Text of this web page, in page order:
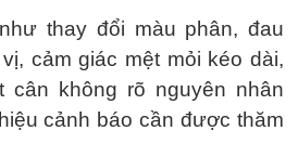
thay đổi màu phân, đau
cảm giác mệt mỏi kéo dài,
cân không rõ nguyên nhân
cảnh báo cần được thăm